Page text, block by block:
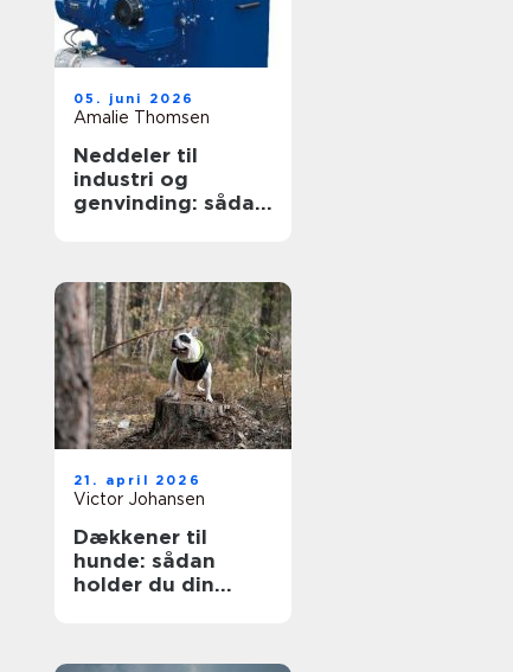
05. juni 2026
Amalie Thomsen
Neddeler til
industri og
genvinding: sådan
21. april 2026
Victor Johansen
Dækkener til
hunde: sådan
holder du din